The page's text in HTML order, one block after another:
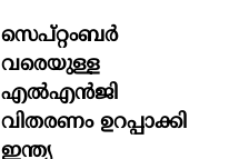
സെപ്റ്റംബർ
വരെയുള്ള
എൽഎൻജി
വിതരണം ഉറപ്പാക്കി
ഇന്ത്യ